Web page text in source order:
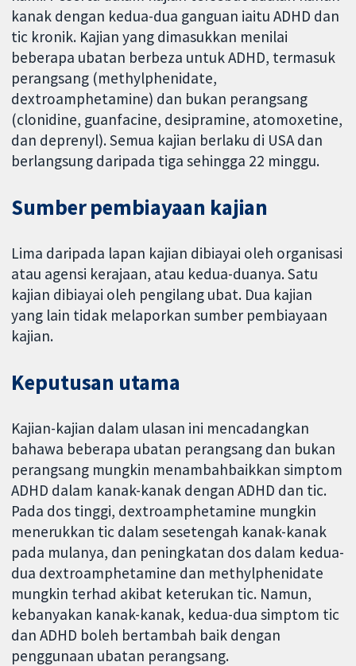
kanak dengan kedua-dua ganguan iaitu ADHD dan
tic kronik. Kajian yang dimasukkan menilai
beberapa ubatan berbeza untuk ADHD, termasuk
perangsang (methylphenidate,
dextroamphetamine) dan bukan perangsang
(clonidine, guanfacine, desipramine, atomoxetine,
dan deprenyl). Semua kajian berlaku di USA dan
berlangsung daripada tiga sehingga 22 minggu.
Sumber pembiayaan kajian
Lima daripada lapan kajian dibiayai oleh organisasi
atau agensi kerajaan, atau kedua-duanya. Satu
kajian dibiayai oleh pengilang ubat. Dua kajian
yang lain tidak melaporkan sumber pembiayaan
kajian.
Keputusan utama
Kajian-kajian dalam ulasan ini mencadangkan
bahawa beberapa ubatan perangsang dan bukan
perangsang mungkin menambahbaikkan simptom
ADHD dalam kanak-kanak dengan ADHD dan tic.
Pada dos tinggi, dextroamphetamine mungkin
menerukkan tic dalam sesetengah kanak-kanak
pada mulanya, dan peningkatan dos dalam kedua-
dua dextroamphetamine dan methylphenidate
mungkin terhad akibat keterukan tic. Namun,
kebanyakan kanak-kanak, kedua-dua simptom tic
dan ADHD boleh bertambah baik dengan
penggunaan ubatan perangsang.